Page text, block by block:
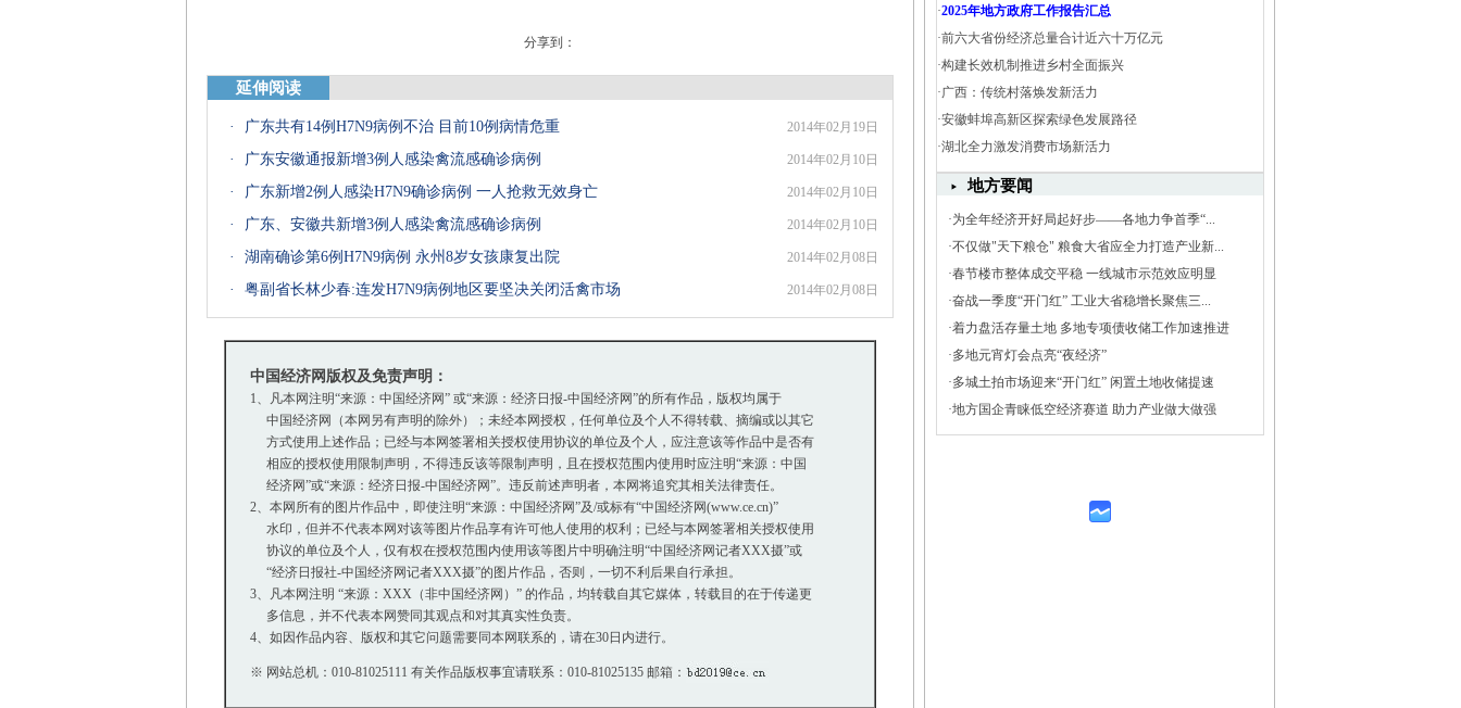
分享到：
延伸阅读
· 广东共有14例H7N9病例不治 目前10例病情危重 2014年02月19日
· 广东安徽通报新增3例人感染禽流感确诊病例 2014年02月10日
· 广东新增2例人感染H7N9确诊病例 一人抢救无效身亡 2014年02月10日
· 广东、安徽共新增3例人感染禽流感确诊病例 2014年02月10日
· 湖南确诊第6例H7N9病例 永州8岁女孩康复出院 2014年02月08日
· 粤副省长林少春:连发H7N9病例地区要坚决关闭活禽市场 2014年02月08日
中国经济网版权及免责声明：
1、凡本网注明“来源：中国经济网” 或“来源：经济日报-中国经济网”的所有作品，版权均属于
中国经济网（本网另有声明的除外）；未经本网授权，任何单位及个人不得转载、摘编或以其它
方式使用上述作品；已经与本网签署相关授权使用协议的单位及个人，应注意该等作品中是否有
相应的授权使用限制声明，不得违反该等限制声明，且在授权范围内使用时应注明“来源：中国
经济网”或“来源：经济日报-中国经济网”。违反前述声明者，本网将追究其相关法律责任。
2、本网所有的图片作品中，即使注明“来源：中国经济网”及/或标有“中国经济网(www.ce.cn)”
水印，但并不代表本网对该等图片作品享有许可他人使用的权利；已经与本网签署相关授权使用
协议的单位及个人，仅有权在授权范围内使用该等图片中明确注明“中国经济网记者XXX摄”或
“经济日报社-中国经济网记者XXX摄”的图片作品，否则，一切不利后果自行承担。
3、凡本网注明 “来源：XXX（非中国经济网）” 的作品，均转载自其它媒体，转载目的在于传递更
多信息，并不代表本网赞同其观点和对其真实性负责。
4、如因作品内容、版权和其它问题需要同本网联系的，请在30日内进行。
※ 网站总机：010-81025111 有关作品版权事宜请联系：010-81025135 邮箱：
·2025年地方政府工作报告汇总
·前六大省份经济总量合计近六十万亿元
·构建长效机制推进乡村全面振兴
·广西：传统村落焕发新活力
·安徽蚌埠高新区探索绿色发展路径
·湖北全力激发消费市场新活力
地方要闻
·为全年经济开好局起好步——各地力争首季“...
·不仅做"天下粮仓" 粮食大省应全力打造产业新...
·春节楼市整体成交平稳 一线城市示范效应明显
·奋战一季度“开门红” 工业大省稳增长聚焦三...
·着力盘活存量土地 多地专项债收储工作加速推进
·多地元宵灯会点亮“夜经济”
·多城土拍市场迎来“开门红” 闲置土地收储提速
·地方国企青睐低空经济赛道 助力产业做大做强